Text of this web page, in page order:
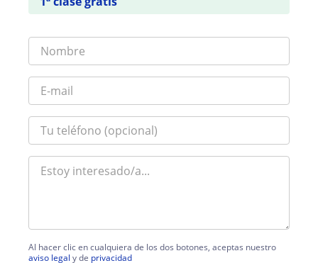
Al hacer clic en cualquiera de los dos botones, aceptas nuestro
aviso legal y de privacidad